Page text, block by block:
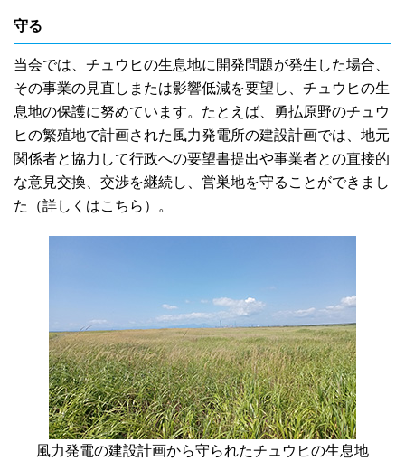
守る
当会では、チュウヒの生息地に開発問題が発生した場合、
その事業の見直しまたは影響低減を要望し、チュウヒの生
息地の保護に努めています。たとえば、勇払原野のチュウ
ヒの繁殖地で計画された風力発電所の建設計画では、地元
関係者と協力して行政への要望書提出や事業者との直接的
な意見交換、交渉を継続し、営巣地を守ることができまし
た（詳しくはこちら）。
風力発電の建設計画から守られたチュウヒの生息地